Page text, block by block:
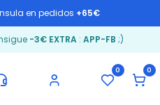
en pedidos +65€
-3€ EXTRA: APP-FB ;)
0 0